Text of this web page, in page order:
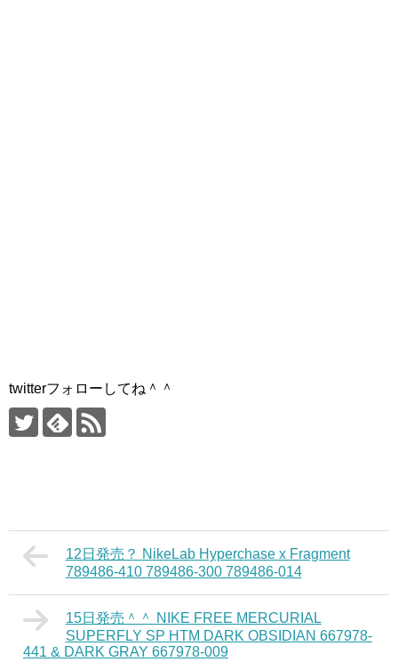
twitterフォローしてね＾＾
12日発売？ NikeLab Hyperchase x Fragment
789486-410 789486-300 789486-014
15日発売＾＾ NIKE FREE MERCURIAL
SUPERFLY SP HTM DARK OBSIDIAN 667978-
441 & DARK GRAY 667978-009